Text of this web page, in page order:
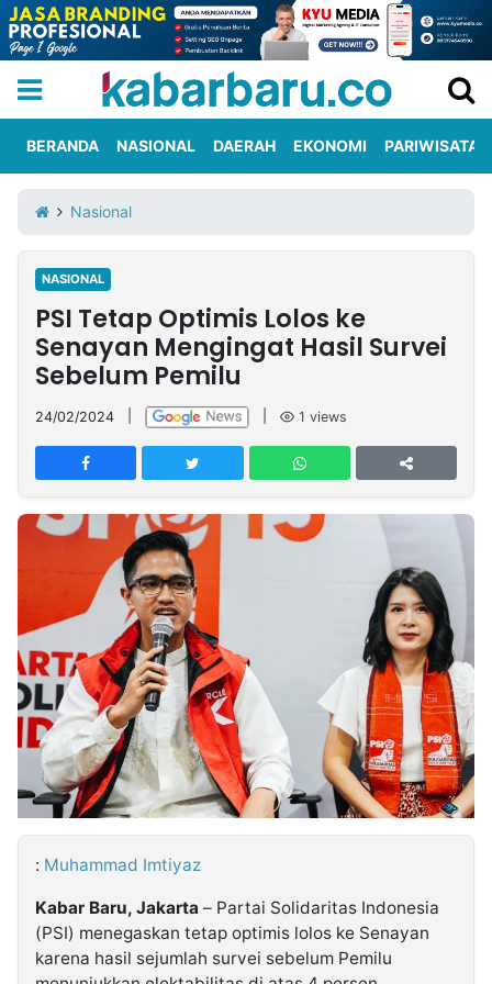
Iklan
Berita
Kami
Nasional
International
Olahraga
Entertainment
Daerah
Pariwisata
Kuliner
Kolom
Network
PT
TREETAN
INDONESIA
Partner
Insight
NTB
Suara
Time
Lens
IDN
Daily
Jogja
Jalan
Rakyat
Idealita
News
Kita
Notice
Dinamikapost.com
Radar
Baru
Seedbacklink
Follow
Kabarbaru
BERANDA NASIONAL DAERAH EKONOMI PARIWISATA
Nasional
NASIONAL
PSI Tetap Optimis Lolos ke
Senayan Mengingat Hasil Survei
Sebelum Pemilu
24/02/2024 1 views
: Muhammad Imtiyaz
Kabar Baru, Jakarta – Partai Solidaritas Indonesia
(PSI) menegaskan tetap optimis lolos ke Senayan
karena hasil sejumlah survei sebelum Pemilu